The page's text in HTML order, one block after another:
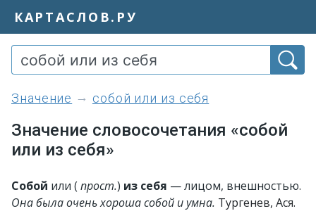
КАРТАСЛОВ.РУ
значение собой или из себя
Значение словосочетания «собой
или из себя»
Собой или ( прост.) из себя — лицом, внешностью.
Она была очень хороша собой и умна. Тургенев, Ася.